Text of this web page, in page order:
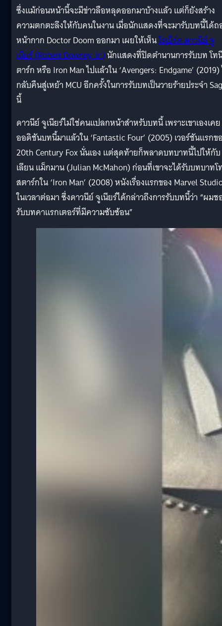
ซึ่งแม้ก่อนหน้านี้จะมีข่าวลือหลุดออกมาบ้างแล้ว แต่ก็ยังสร้าง
ความตกตะลึงให้กับคนในงาน เมื่อนักแสดงที่จะมารับบทนี้ได้
หน้ากาก Doctor Doom ออกมา เผยให้เห็นโรเบิร์ต ดาวนีย์ จู
เนียร์ (Robert Downey Jr.)นักแสดงที่ปิดตำนานการรับบท โท
ตาร์ก หรือ Iron Man ไปแล้วใน ‘Avengers: Endgame’
กลับคืนสู่เหย้า MCU อีกครั้งในการรับบทเป็นวายร้ายประจำ
นี้
ดาวนีย์ จูเนียร์ไม่ใช่คนแปลกหน้าสำหรับบทนี้ เพราะเขาเองเคย
ออดิชันบทนี้มาแล้วใน ‘Fantastic Four’ (2005) เวอร์ชันแรกข
20th Century Fox นั่นเอง แต่สุดท้ายก็พลาดบทบาทนี้ไปให้กั
เลียน แม็กมาน (Julian McMahon) ก่อนที่เขาจะได้รับบทบาท
สตาร์กใน ‘Iron Man’ (2008) หนังเรื่องแรกของ Marvel
ในเวลาต่อมา ซึ่งดาวนีย์ จูเนียร์ได้กล่าวถึงการรับบทนี้ว่า “ผม
รับบทคาแรกเตอร์ที่มีความซับซ้อน”